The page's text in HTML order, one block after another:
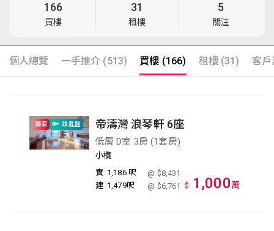
166
買樓
31
租樓
5
關注
個人總覽 一手推介 (513) 買樓 (166) 租樓 (31) 客
獨家 鎖匙盤 帝濤灣 浪琴軒 6座
低層 D室 3房 (1套房)
小欖
實 1,186 呎
@ $8,431
建 1,479呎 @ $6,761 $ 1,000萬